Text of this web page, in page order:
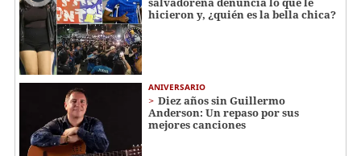
hicieron y, ¿quién es la bella chica?
ANIVERSARIO
Diez años sin Guillermo
Anderson: Un repaso por sus
mejores canciones